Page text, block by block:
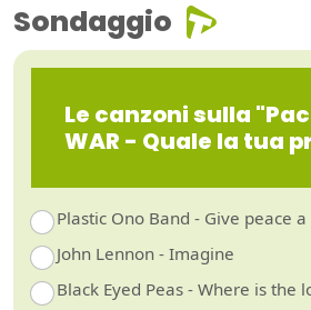
Sondaggio
Le canzoni sulla
WAR - Quale la tua
Plastic Ono Band - Give peace a
John Lennon - Imagine
Black Eyed Peas - Where is the